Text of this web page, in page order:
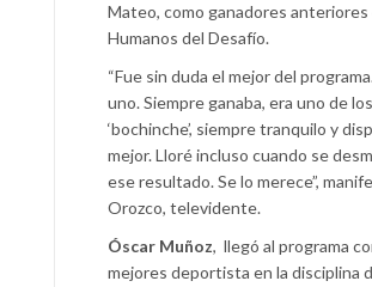
Mateo, como ganadores
Humanos del Desafío.
“Fue sin duda el mejor del
uno. Siempre ganaba, era uno de
‘bochinche’, siempre tranquilo y
mejor. Lloré incluso cuando se
ese resultado. Se lo merece”,
Orozco, televidente.
Óscar Muñoz, llegó al programa
mejores deportista en la disciplina